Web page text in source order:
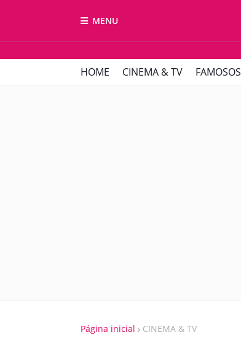
MENU
HOME CINEMA & TV FAMOSOS
Página inicial CINEMA & TV